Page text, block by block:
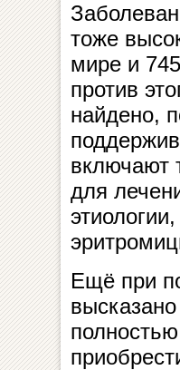
тоже
мире и
против
найдено,
включают
для
Ещё при